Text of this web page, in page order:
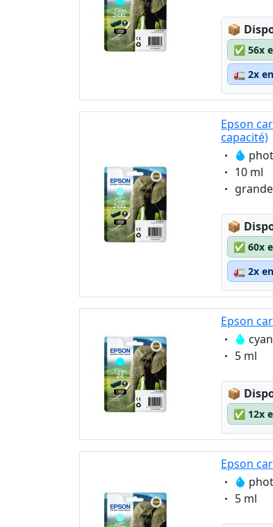
📦
✅ 56x
🚛 2x
Epson
capacité)
10 ml
📦
✅ 60x
🚛 2x
Epson
cyan
5 ml
📦
✅ 12x
Epson
5 ml